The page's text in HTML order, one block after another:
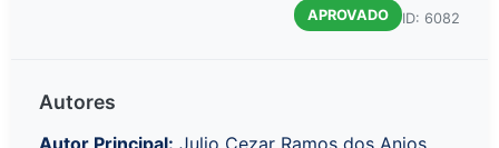
APROVADO ID: 6082
Autores